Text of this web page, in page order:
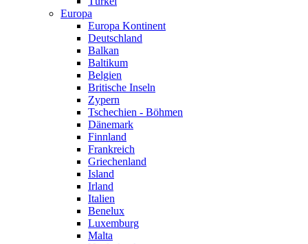
Europa
Europa Kontinent
Deutschland
Balkan
Baltikum
Belgien
Britische Inseln
Zypern
Tschechien - Böhmen
Dänemark
Finnland
Frankreich
Griechenland
Island
Irland
Italien
Benelux
Luxemburg
Malta